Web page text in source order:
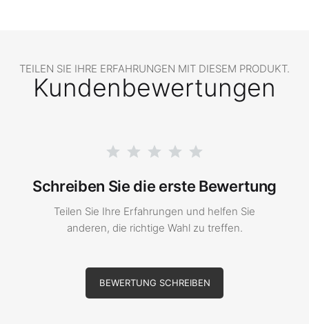
TEILEN SIE IHRE ERFAHRUNGEN MIT DIESEM PRODUKT.
Kundenbewertungen
Schreiben Sie die erste Bewertung
Teilen Sie Ihre Erfahrungen und helfen Sie
anderen, die richtige Wahl zu treffen.
BEWERTUNG SCHREIBEN